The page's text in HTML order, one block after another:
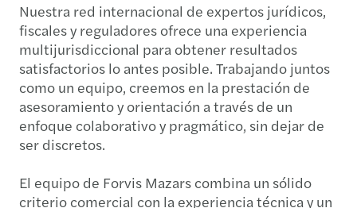
Nuestra red internacional de expertos jurídicos,
fiscales y reguladores ofrece una experiencia
multijurisdiccional para obtener resultados
satisfactorios lo antes posible. Trabajando juntos
como un equipo, creemos en la prestación de
asesoramiento y orientación a través de un
enfoque colaborativo y pragmático, sin dejar de
ser discretos.
El equipo de Forvis Mazars combina un sólido
criterio comercial con la experiencia técnica y un